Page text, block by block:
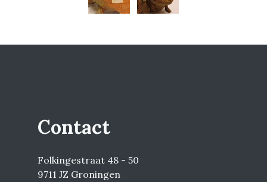
Contact
Folkingestraat 48 - 50
9711 JZ Groningen